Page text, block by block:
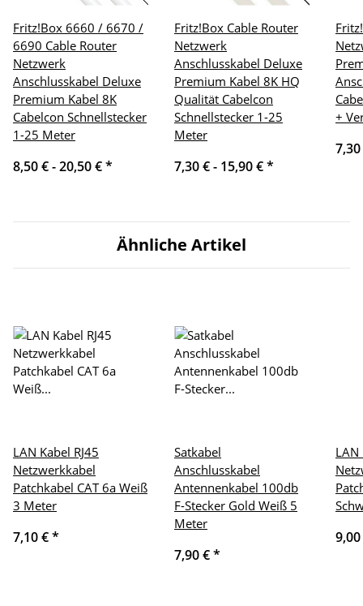
Fritz!Box 6660 / 6670 /
6690 Cable Router
Netzwerk
Anschlusskabel Deluxe
Premium Kabel 8K
Cabelcon Schnellstecker
1-25 Meter
8,50 € -20,50 €*
Fritz!Box Cable Router
Netzwerk
Anschlusskabel Deluxe
Premium Kabel 8K HQ
Qualität Cabelcon
Schnellstecker 1-25
Meter
7,30 € - 15,90 €*
+
Ähnliche Artikel
LAN Kabel RJ45
Netzwerkkabel
Patchkabel CAT 6a Weiß
3 Meter
7,10 €*
Satkabel
Anschlusskabel
Antennenkabel 100db
F-Stecker Gold Weiß 5
Meter
7,90 €*
LAN